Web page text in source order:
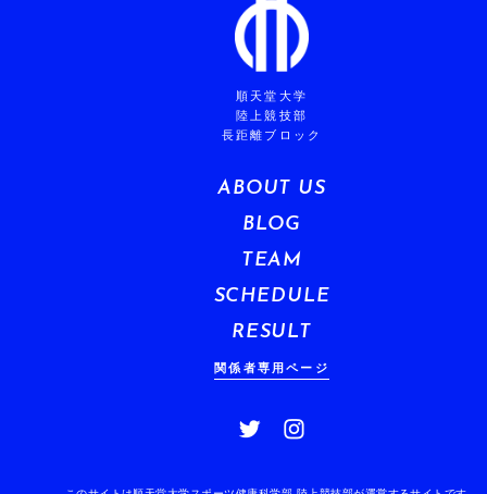
順天堂大学
陸上競技部
長距離ブロック
ABOUT US
BLOG
TEAM
SCHEDULE
RESULT
関係者専用ページ